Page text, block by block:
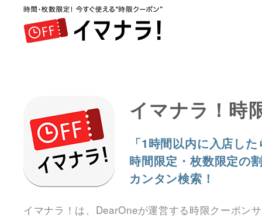
イマナラ！時
「1時間以内に入店し
時間限定・枚数限定の
カンタン検索！
イマナラ！は、DearOneが運営する時限クーポン